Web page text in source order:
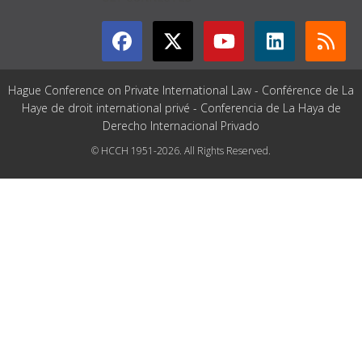
Hague Conference on Private International Law - Conférence de La
Haye de droit international privé - Conferencia de La Haya de
Derecho Internacional Privado
© HCCH 1951-2026. All Rights Reserved.